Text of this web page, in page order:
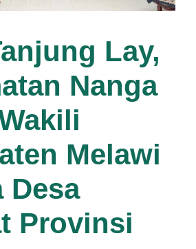
Lay,
Nanga
Melawi
Desa
Provinsi